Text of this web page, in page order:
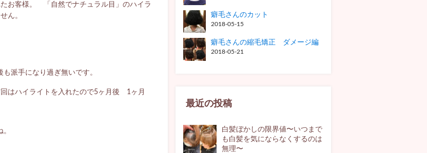
お客様。 「自然でナチュラル目」のハイラ
ん。
派手になり過ぎ無いです。
はハイライトを入れたので5ヶ月後 1ヶ月
癖毛さんのカット
2018-05-15
癖毛さんの縮毛矯正 ダメージ編
2018-05-21
最近の投稿
白髪ぼかしの限界値〜いつまで
も白髪を気にならなくするのは
無理〜